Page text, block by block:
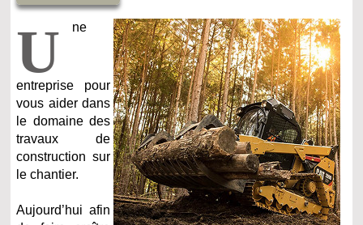
U ne
entreprise pour
vous aider dans
le domaine des
travaux de
construction sur
le chantier.
Aujourd’hui afin